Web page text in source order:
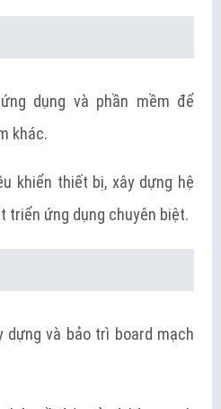
dụng và phần mềm để
khác.
khiển thiết bị, xây dựng hệ
triển ứng dụng chuyên biệt.
dựng và bảo trì board mạch